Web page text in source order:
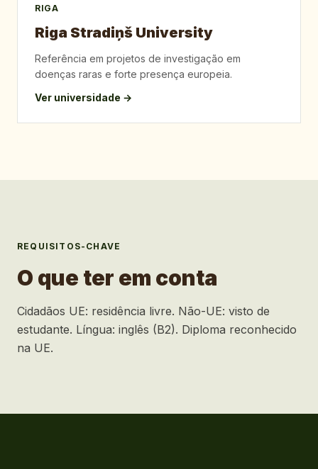
RIGA
Riga Stradiņš University
Referência em projetos de investigação em
doenças raras e forte presença europeia.
Ver universidade →
REQUISITOS-CHAVE
O que ter em conta
Cidadãos UE: residência livre. Não-UE: visto de
estudante. Língua: inglês (B2). Diploma reconhecido
na UE.